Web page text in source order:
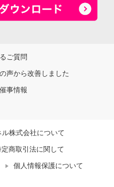
ご質問
声から改善しました
事情報
株式会社について
定商取引法に関して
個人情報保護について